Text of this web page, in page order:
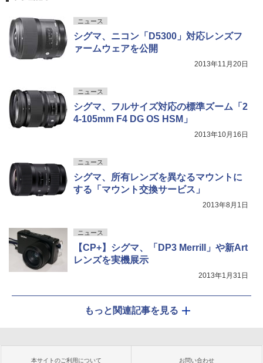
ニュース
シグマ、ニコン「D5300」対応レンズフ
ァームウェアを公開
2013年11月20日
ニュース
シグマ、フルサイズ対応の標準ズーム「2
4-105mm F4 DG OS HSM」
2013年10月16日
ニュース
シグマ、所有レンズを異なるマウントに
する「マウント交換サービス」
2013年8月1日
ニュース
【CP+】シグマ、「DP3 Merrill」や新Art
レンズを実機展示
2013年1月31日
もっと関連記事を見る
本サイトのご利用について お問い合わせ